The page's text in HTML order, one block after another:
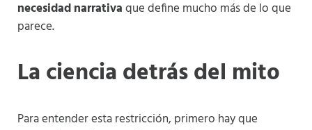
necesidad narrativaque define mucho más de lo que
parece.
La ciencia detrás del mito
Para entender esta restricción, primero hay que